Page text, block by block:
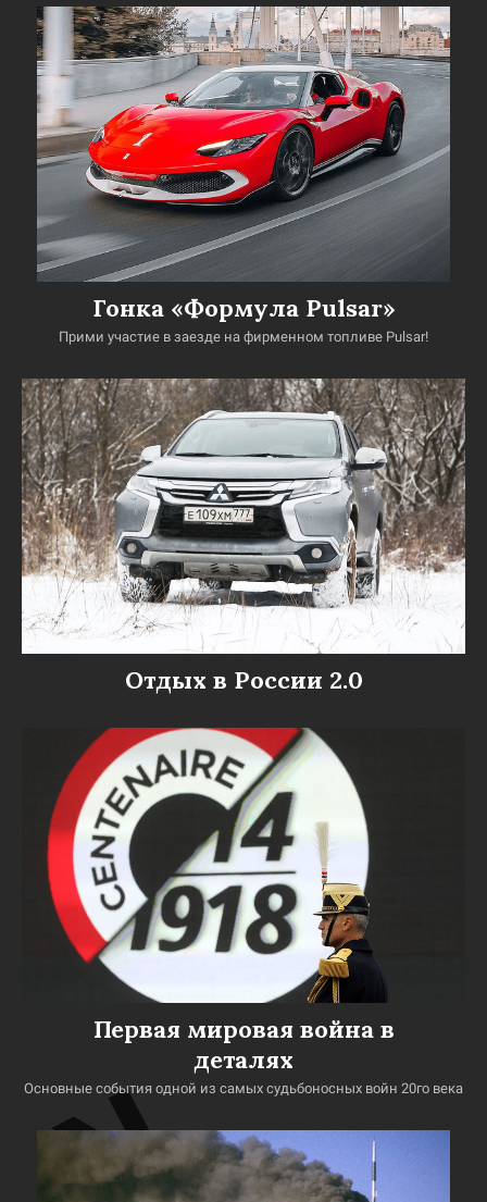
Гонка «Формула Pulsar»
Прими участие в заезде на фирменном топливе Pulsar!
Отдых в России 2.0
Первая мировая война в
деталях
Основные события одной из самых судьбоносных войн 20го века